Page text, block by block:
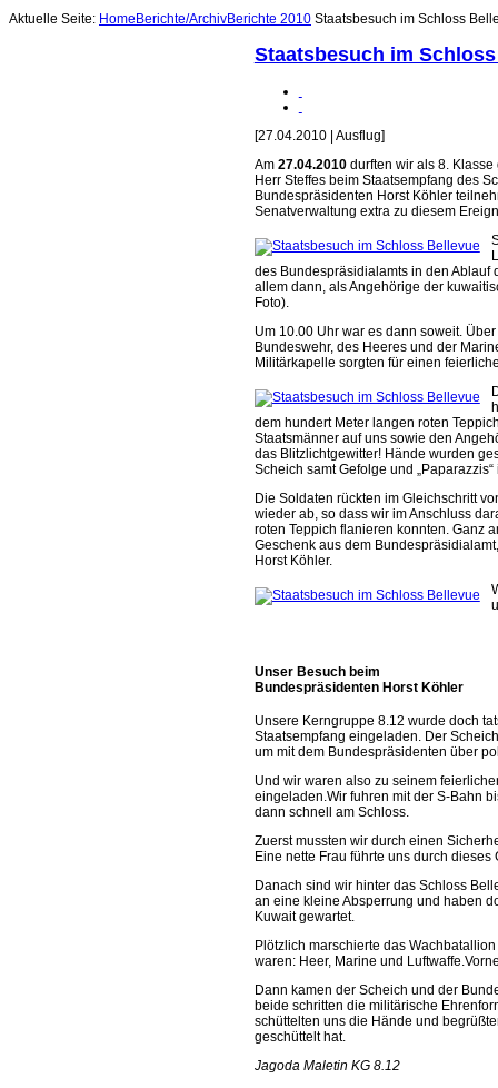
Aktuelle Seite: Home Berichte/ArchivBerichte 2010 Staatsbesuch im Schloss
Staatsbesuch im
[27.04.2010 | Ausflug]
Am27.04.2010durften wir als 8. Klasse
Herr Steffes beim Staatsempfang des
Bundespräsidenten Horst Köhler
Senatverwaltung extra zu diesem
des Bundespräsidialamts in den
allem dann, als Angehörige der
Foto).
Um 10.00 Uhr war es dann soweit.
Bundeswehr, des Heeres und der
Militärkapelle sorgten für einen
dem hundert Meter langen roten
Staatsmänner auf uns sowie den
das Blitzlichtgewitter! Hände wurden
Scheich samt Gefolge und
Die Soldaten rückten im Gleichschritt
wieder ab, so dass wir im Anschluss
roten Teppich flanieren konnten. Ganz
Geschenk aus dem
Horst Köhler.
Unser Besuch beim
Bundespräsidenten Horst Köhler
Unsere Kerngruppe 8.12 wurde doch
Staatsempfang eingeladen. Der
um mit dem Bundespräsidenten über
Und wir waren also zu seinem
eingeladen.Wir fuhren mit der S-Bahn
dann schnell am Schloss.
Zuerst mussten wir durch einen
Eine nette Frau führte uns durch
Danach sind wir hinter das Schloss
an eine kleine Absperrung und haben
Kuwait gewartet.
Plötzlich marschierte das
waren: Heer, Marine und
Dann kamen der Scheich und der
beide schritten die militärische
schüttelten uns die Hände und
geschüttelt hat.
Jagoda Maletin KG 8.12